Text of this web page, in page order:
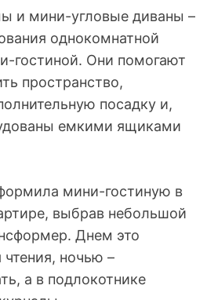
и мини-угловые диваны –
однокомнатной
гостиной. Они помогают
пространство,
посадку и,
емкими ящиками
мини-гостиную в
выбрав небольшой
Днем это
ночью –
а в подлокотнике